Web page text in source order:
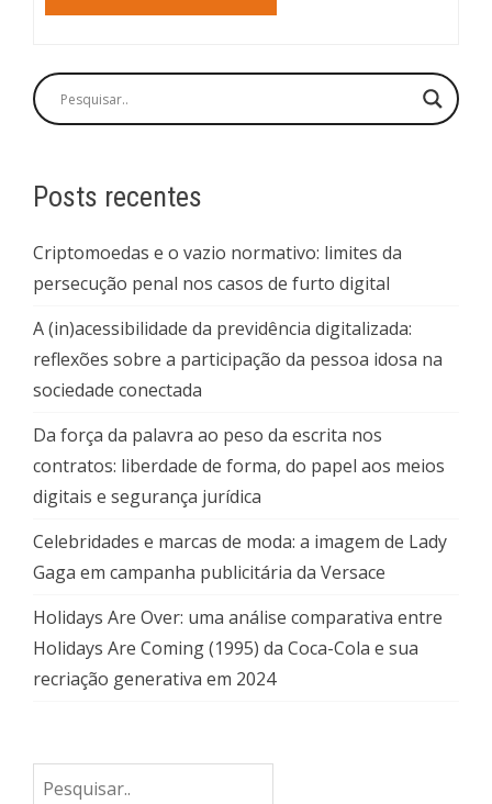
Posts recentes
Criptomoedas e o vazio normativo: limites da
persecução penal nos casos de furto digital
A (in)acessibilidade da previdência digitalizada:
reflexões sobre a participação da pessoa idosa na
sociedade conectada
Da força da palavra ao peso da escrita nos
contratos: liberdade de forma, do papel aos meios
digitais e segurança jurídica
Celebridades e marcas de moda: a imagem de Lady
Gaga em campanha publicitária da Versace
Holidays Are Over: uma análise comparativa entre
Holidays Are Coming (1995) da Coca-Cola e sua
recriação generativa em 2024